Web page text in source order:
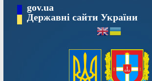
Перейтиgov.ua
Державні сайти України